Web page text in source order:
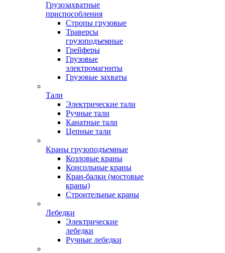
Грузозахватные
приспособления
Стропы грузовые
Траверсы
грузоподъемные
Грейферы
Грузовые
электромагниты
Грузовые захваты
Тали
Электрические тали
Ручные тали
Канатные тали
Цепные тали
Краны грузоподъемные
Козловые краны
Консольные краны
Кран-балки (мостовые
краны)
Строительные краны
Лебедки
Электрические
лебедки
Ручные лебедки